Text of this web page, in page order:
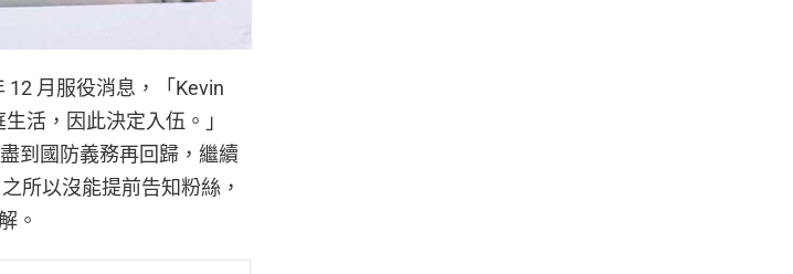
12 月服役消息，「Kevin
活，因此決定入伍。」
到國防義務再回歸，繼續
所以沒能提前告知粉絲，
。